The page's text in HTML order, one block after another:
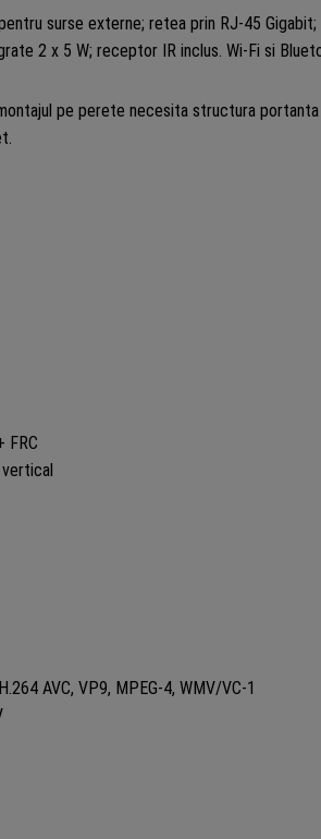
surse externe; retea prin RJ-45 Gigabit;
2 x 5 W; receptor IR inclus. Wi-Fi si
pe perete necesita structura portanta
FRC
vertical
AVC, VP9, MPEG-4, WMV/VC-1